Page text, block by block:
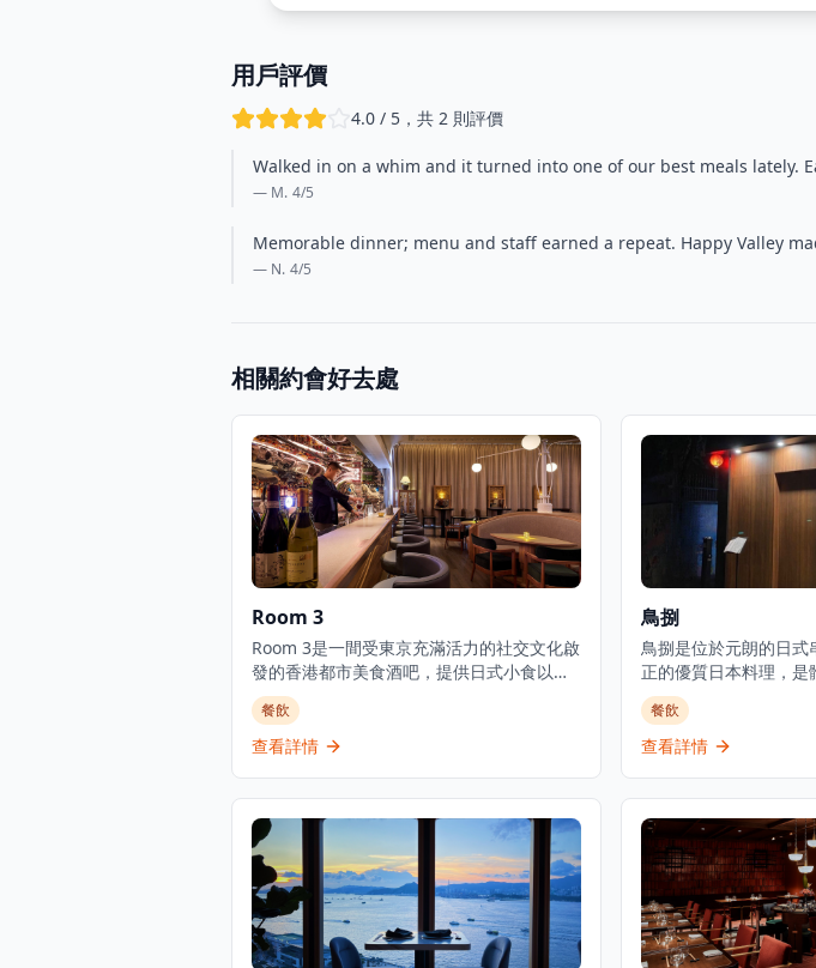
用戶評價
4.0 / 5，共 2 則評價
Walked in on a whim and it turned into one of our best meals lately.
— M. 4/5
Memorable dinner; menu and staff earned a repeat. Happy Valley
— N. 4/5
相關約會好去處
Room 3
Room 3是一間受東京充滿活力的社交文化啟
發的香港都市美食酒吧，提供日式小食以及
豐富的葡萄酒、威士忌、優質清酒和雞尾酒
選擇。酒吧擁有寬敞時尚的室內設計和高天
花板，營造出優雅的用餐和飲酒氛圍。以日
客的熱門目的地。這家establishment既是
餐廳也是酒吧，在尖沙咀中心地帶提供精緻
的都市用餐體驗。
餐飲
查看詳情
鳥捌
鳥捌是位於元朗的日式
正的優質日本料理，是
理想選擇。餐廳主打新
廚師發辦套餐，採用時
菜都展現最佳的風味和
辦，全部都用了時令
溫馨舒適，適合情侶
受傳統日式料理的魅
供高性價比的日本料
品嚐新鮮刺身還是享受
味，鳥捌都能滿足您的
餐飲
查看詳情